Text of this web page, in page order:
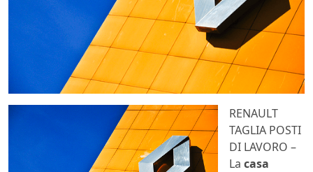
RENAULT
TAGLIA POSTI
DI LAVORO –
La casa